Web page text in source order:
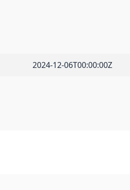
2024-12-06T00:00:00Z
spesifikasjon, som ligger